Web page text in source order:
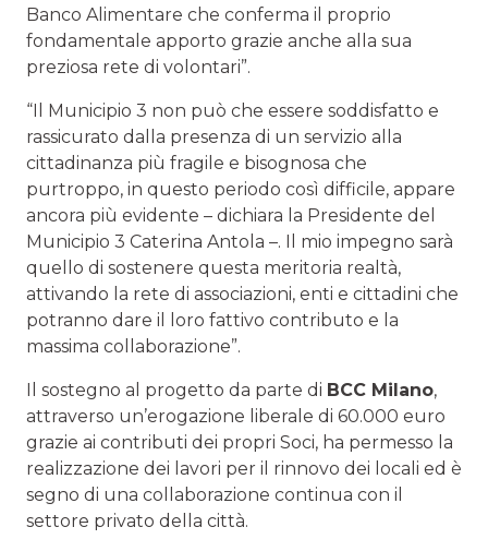
Banco Alimentare che conferma il proprio
fondamentale apporto grazie anche alla sua
preziosa rete di volontari”.
“Il Municipio 3 non può che essere soddisfatto e
rassicurato dalla presenza di un servizio alla
cittadinanza più fragile e bisognosa che
purtroppo, in questo periodo così difficile, appare
ancora più evidente – dichiara la Presidente del
Municipio 3 Caterina Antola –. Il mio impegno sarà
quello di sostenere questa meritoria realtà,
attivando la rete di associazioni, enti e cittadini che
potranno dare il loro fattivo contributo e la
massima collaborazione”.
Il sostegno al progetto da parte di BCC Milano,
attraverso un’erogazione liberale di 60.000 euro
grazie ai contributi dei propri Soci, ha permesso la
realizzazione dei lavori per il rinnovo dei locali ed è
segno di una collaborazione continua con il
settore privato della città.